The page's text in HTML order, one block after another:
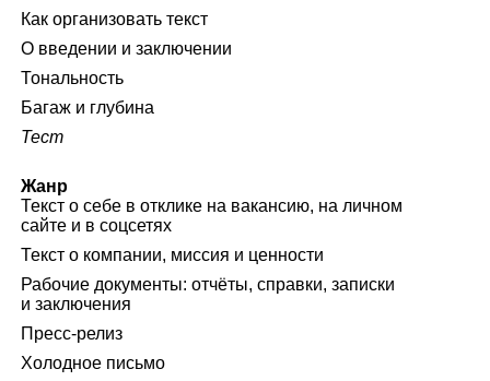
Как организовать текст
О введении и заключении
Тональность
Багаж и глубина
Тест
Жанр
Текст о себе в отклике на вакансию, на личном
сайте и в соцсетях
Текст о компании, миссия и ценности
Рабочие документы: отчёты, справки, записки
и заключения
Пресс‑релиз
Холодное письмо